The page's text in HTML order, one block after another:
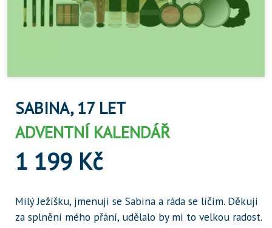
SABINA, 17 LET
ADVENTNÍ KALENDÁŘ
1 199 Kč
Milý Ježíšku, jmenuji se Sabina a ráda se líčím. Děkuji
za splnění mého přání, udělalo by mi to velkou radost.